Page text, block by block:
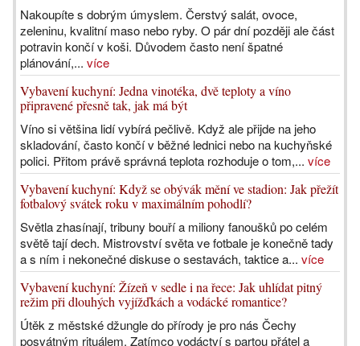
Nakoupíte s dobrým úmyslem. Čerstvý salát, ovoce,
zeleninu, kvalitní maso nebo ryby. O pár dní později ale část
potravin končí v koši. Důvodem často není špatné
plánování,... více
Vybavení kuchyní: Jedna vinotéka, dvě teploty a víno
připravené přesně tak, jak má být
Víno si většina lidí vybírá pečlivě. Když ale přijde na jeho
skladování, často končí v běžné lednici nebo na kuchyňské
polici. Přitom právě správná teplota rozhoduje o tom,... více
Vybavení kuchyní: Když se obývák mění ve stadion: Jak přežít
fotbalový svátek roku v maximálním pohodlí?
Světla zhasínají, tribuny bouří a miliony fanoušků po celém
světě tají dech. Mistrovství světa ve fotbale je konečně tady
a s ním i nekonečné diskuse o sestavách, taktice a... více
Vybavení kuchyní: Žízeň v sedle i na řece: Jak uhlídat pitný
režim při dlouhých vyjížďkách a vodácké romantice?
Útěk z městské džungle do přírody je pro nás Čechy
posvátným rituálem. Zatímco vodáctví s partou přátel a